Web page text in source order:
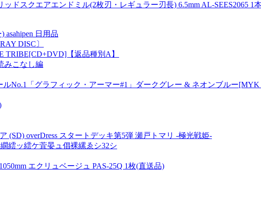
ドスクエアエンドミル(2枚刃・レギュラー刃長) 6.5mm AL-SEES2065 1
日用品
DISC〕
TRIBE[CD+DVD]【返品種別A】
みこなし編
No.1「グラフィック・アーマー#1」ダークグレー & ネオンブルー
(SD) overDress スタートデッキ第5弾 瀬戸トマリ -極光戦姫-
繧ッ繧ケ萓晏ュ倡裸縲ゑシ32シ
エクリュベージュ PAS-25Q 1枚(直送品)